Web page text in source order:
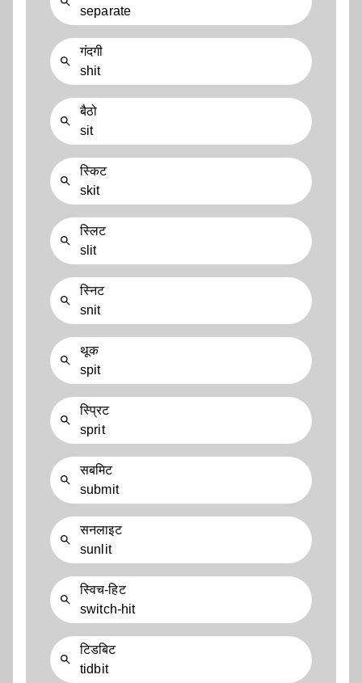
separate
गंदगी
shit
बैठो
sit
स्किट
skit
स्लिट
slit
स्निट
snit
थूक
spit
स्प्रिट
sprit
सबमिट
submit
सनलाइट
sunlit
स्विच-हिट
switch-hit
टिडबिट
tidbit